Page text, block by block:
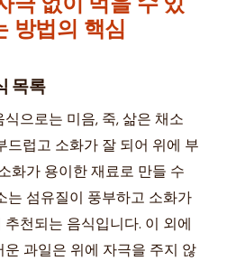
방법의 핵심
목록
으로는 미음, 죽, 삶은 채소
드럽고 소화가 잘 되어 위에 부
화가 용이한 재료로 만들 수
는 섬유질이 풍부하고 소화가
천되는 음식입니다. 이 외에
과일은 위에 자극을 주지 않